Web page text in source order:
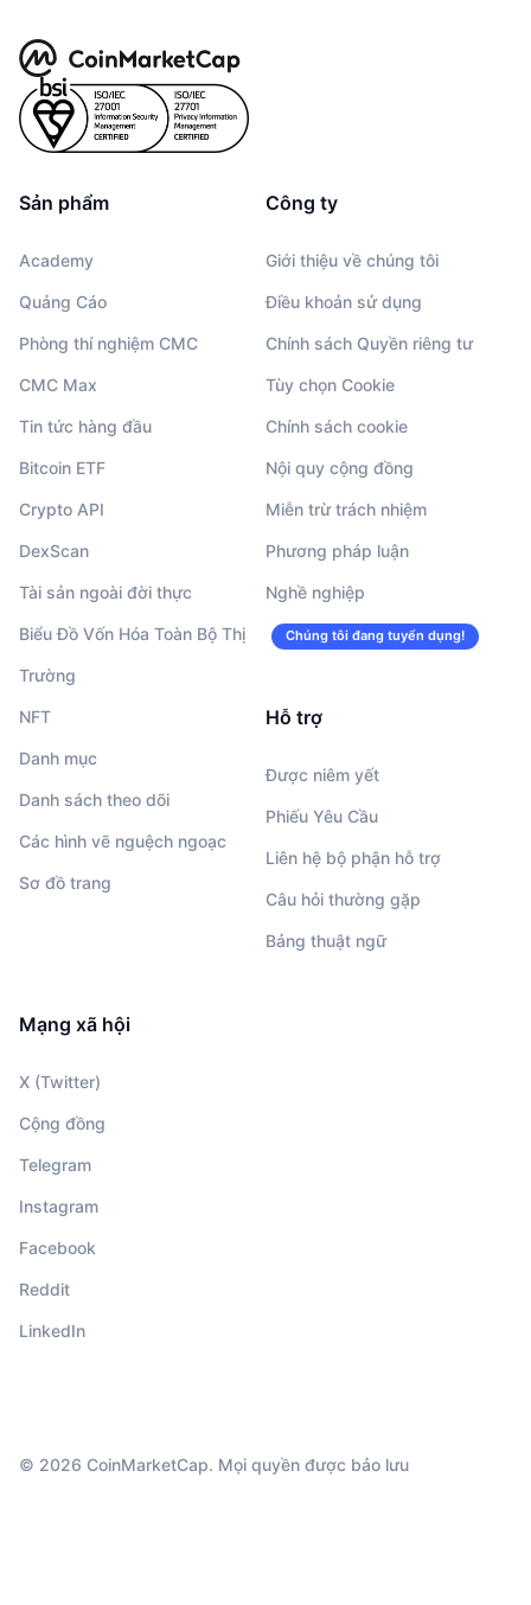
Sản phẩm
Academy
Quảng Cáo
Phòng thí nghiệm CMC
CMC Max
Tin tức hàng đầu
Bitcoin ETF
Crypto API
DexScan
Tài sản ngoài đời thực
Biểu Đồ Vốn Hóa Toàn Bộ Thị
Trường
NFT
Danh mục
Danh sách theo dõi
Các hình vẽ nguệch ngoạc
Sơ đồ trang
Công ty
Giới thiệu về chúng tôi
Điều khoản sử dụng
Chính sách Quyền riêng tư
Tùy chọn Cookie
Chính sách cookie
Nội quy cộng đồng
Miễn trừ trách nhiệm
Phương pháp luận
Nghề nghiệp
Chúng tôi đang tuyển dụng!
Hỗ trợ
Được niêm yết
Phiếu Yêu Cầu
Liên hệ bộ phận hỗ trợ
Câu hỏi thường gặp
Bảng thuật ngữ
Mạng xã hội
X (Twitter)
Cộng đồng
Telegram
Instagram
Facebook
Reddit
LinkedIn
© 2026 CoinMarketCap. Mọi quyền được bảo lưu